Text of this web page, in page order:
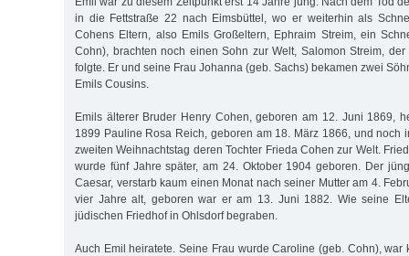
in die Fettstraße 22 nach Eimsbüttel, wo er weiterhin als
Cohens Eltern, also Emils Großeltern, Ephraim Streim, ein
Cohn), brachten noch einen Sohn zur Welt, Salomon Streim, der
folgte. Er und seine Frau Johanna (geb. Sachs) bekamen zwei
Emils Cousins.
Emils älterer Bruder Henry Cohen, geboren am 12. Juni 1869,
1899 Pauline Rosa Reich, geboren am 18. März 1866, und noch
zweiten Weihnachtstag deren Tochter Frieda Cohen zur Welt.
wurde fünf Jahre später, am 24. Oktober 1904 geboren. Der
Caesar, verstarb kaum einen Monat nach seiner Mutter am 4.
vier Jahre alt, geboren war er am 13. Juni 1882. Wie seine
jüdischen Friedhof in Ohlsdorf begraben.
Auch Emil heiratete. Seine Frau wurde Caroline (geb. Cohn), war